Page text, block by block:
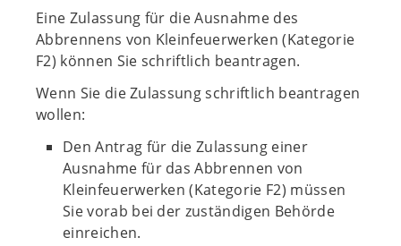
Eine Zulassung für die Ausnahme des
Abbrennens von Kleinfeuerwerken (Kategorie
F2) können Sie schriftlich beantragen.
Wenn Sie die Zulassung schriftlich beantragen
wollen:
Den Antrag für die Zulassung einer
Ausnahme für das Abbrennen von
Kleinfeuerwerken (Kategorie F2) müssen
Sie vorab bei der zuständigen Behörde
einreichen.